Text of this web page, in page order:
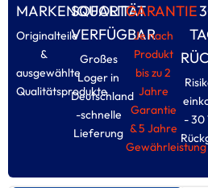
MARKENQUALITÄT
Originalteile
&
ausgewählte
Qualitätsprodukte
SOFORT
VERFÜGBAR
Großes
Loger in
Deutschland
-schnelle
Lieferung
GARANTIE
Je nach
Produkt
bis zu 2
Jahre
Garantie
& 5 Jahre
Gewährleistung
- 30